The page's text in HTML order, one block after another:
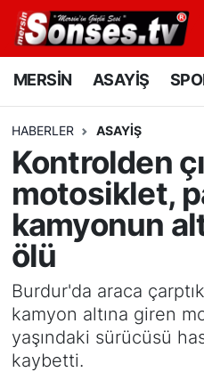
MERSİN ASAYİŞ
HABERLER ASAYİŞ
Kontrolden
motosiklet,
kamyonun
ölü
Burdur'da araca
kamyon altına giren
yaşındaki sürücüsü
kaybetti.
MERSİN
SPOR
GÜNÜN MANŞETİ
DÜNYA
KÜLTÜR - SANAT
MAGAZİN
Mersin Nöbetçi
Mersin Namaz
Mersin Trafik
Süper Lig Puan
Tüm Manşetler
Son Dakika Haberleri